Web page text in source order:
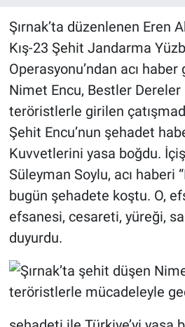
Şırnak’ta düzenlenen Eren
Kış-23 Şehit Jandarma
Operasyonu’ndan acı haber
Nimet Encu, Bestler
teröristlerle girilen
Şehit Encu’nun şehadet
Kuvvetlerini yasa boğdu.
Süleyman Soylu, acı haberi
bugün şehadete koştu. O,
efsanesi, cesareti, yüreği,
duyurdu.